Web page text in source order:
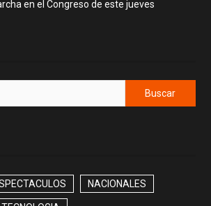
en el Congreso de este jueves
NACIONALES